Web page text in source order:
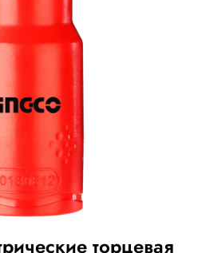
торцевая